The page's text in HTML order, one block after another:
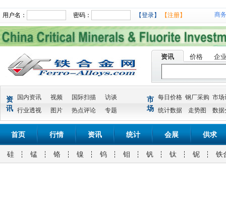
用户名： 密码： 【登录】 【注册】 商
资讯 价格 企
资
讯
国内资讯 视频 国际扫描
访谈
行业透视
图片 热点评论 专题
市
场
每日价格 钢厂采购 市场
统计数据
走势图 数据
首页 行情 资讯 统计 会展 供求
硅 锰 铬 镍 钨 钼 钒 钛 铌 铁